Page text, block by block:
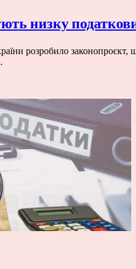
низку
розробило